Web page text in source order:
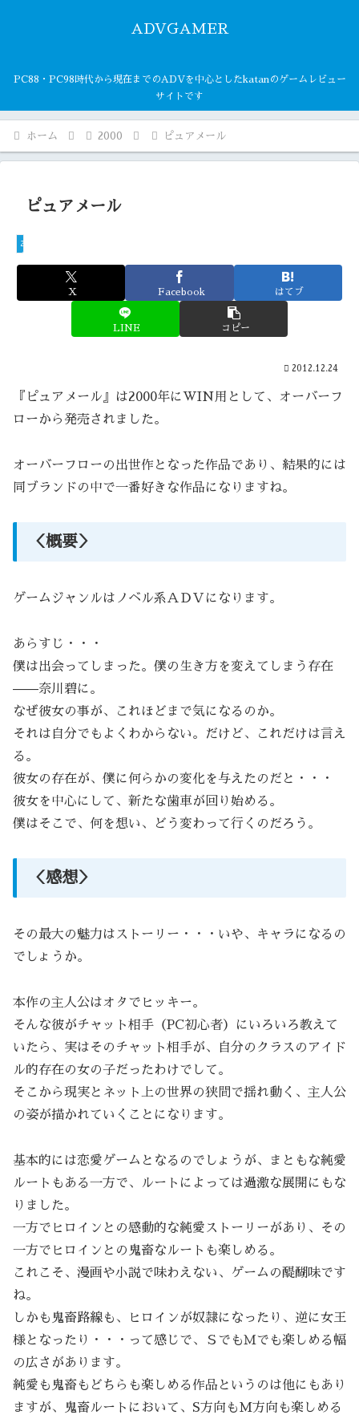
ADVGAMER
PC88・PC98時代から現在までのADVを中心としたkatanのゲームレビュー
サイトです
ホーム 2000 ピュアメール
ピュアメール
2000
X Facebook はてブ
LINE コピー
2012.12.24
『ピュアメール』は2000年にWIN用として、オーバーフ
ローから発売されました。
オーバーフローの出世作となった作品であり、結果的には
同ブランドの中で一番好きな作品になりますね。
＜概要＞
ゲームジャンルはノベル系ＡＤＶになります。
あらすじ・・・
僕は出会ってしまった。僕の生き方を変えてしまう存在
——奈川碧に。
なぜ彼女の事が、これほどまで気になるのか。
それは自分でもよくわからない。だけど、これだけは言え
る。
彼女の存在が、僕に何らかの変化を与えたのだと・・・
彼女を中心にして、新たな歯車が回り始める。
僕はそこで、何を想い、どう変わって行くのだろう。
＜感想＞
その最大の魅力はストーリー・・・いや、キャラになるの
でしょうか。
本作の主人公はオタでヒッキー。
そんな彼がチャット相手（PC初心者）にいろいろ教えて
いたら、実はそのチャット相手が、自分のクラスのアイド
ル的存在の女の子だったわけでして。
そこから現実とネット上の世界の狭間で揺れ動く、主人公
の姿が描かれていくことになります。
基本的には恋愛ゲームとなるのでしょうが、まともな純愛
ルートもある一方で、ルートによっては過激な展開にもな
りました。
一方でヒロインとの感動的な純愛ストーリーがあり、その
一方でヒロインとの鬼畜なルートも楽しめる。
これこそ、漫画や小説で味わえない、ゲームの醍醐味です
ね。
しかも鬼畜路線も、ヒロインが奴隷になったり、逆に女王
様となったり・・・って感じで、ＳでもＭでも楽しめる幅
の広さがあります。
純愛も鬼畜もどちらも楽しめる作品というのは他にもあり
ますが、鬼畜ルートにおいて、S方向もM方向も楽しめる